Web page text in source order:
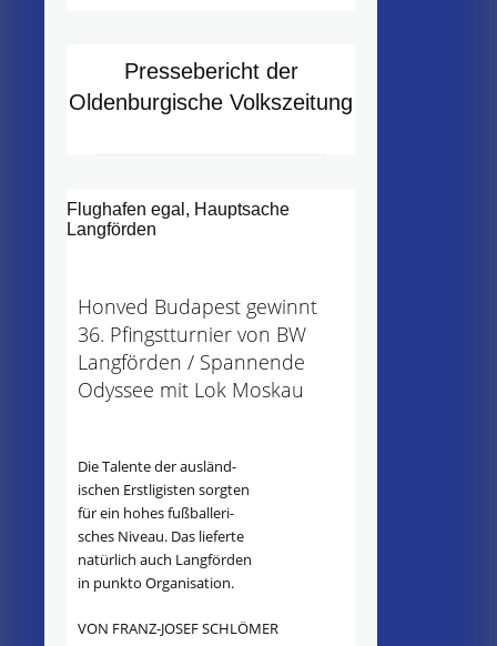
Pressebericht der
Oldenburgische Volkszeitung
Flughafen egal, Hauptsache
Langförden
Honved Budapest gewinnt
36. Pfingstturnier von BW
Langförden / Spannende
Odyssee mit Lok Moskau
Die Talente der ausländ-
ischen Erstligisten sorgten
für ein hohes fußballeri-
sches Niveau. Das lieferte
natürlich auch Langförden
in punkto Organisation.
VON FRANZ-JOSEF SCHLÖMER